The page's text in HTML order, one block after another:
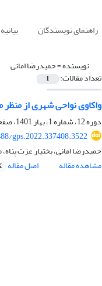
راهنمای نویسندگان
نویسنده =حمیدرضا امانی
تعداد مقالات: 1
واکاوی نواحی شهری از منظر
دوره 12، شماره 1، بهار 1401، صفحه
gps.2022.337408.3522
حمیدرضا امانی، بختیار عزت
مشاهده مقاله
اصل مقاله